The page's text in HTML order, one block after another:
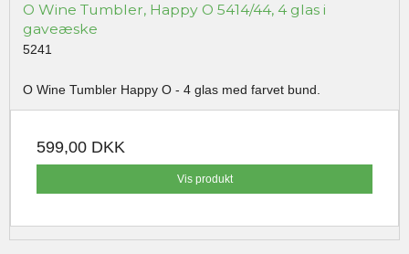
O Wine Tumbler, Happy O 5414/44, 4 glas i
gaveæske
5241
O Wine Tumbler Happy O - 4 glas med farvet bund.
599,00 DKK
Vis produkt